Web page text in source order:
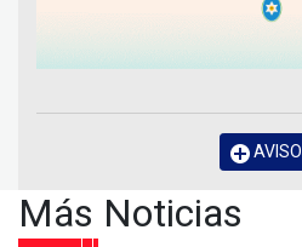
Más Noticias